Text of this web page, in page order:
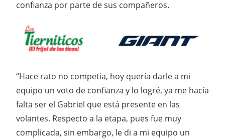
confianza por parte de sus compañeros.
‘’Hace rato no competía, hoy quería darle a mi
equipo un voto de confianza y lo logré, ya me hacía
falta ser el Gabriel que está presente en las
volantes. Respecto a la etapa, pues fue muy
complicada, sin embargo, le di a mi equipo un